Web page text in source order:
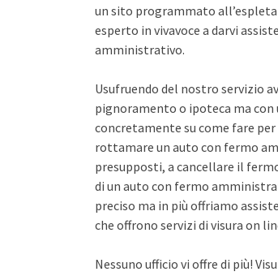
un sito programmato
esperto in vivavoce a darvi
amministrativo.
Usufruendo del nostro servizio
pignoramento o ipoteca ma
concretamente su come fare
rottamare un auto con fermo
presupposti, a cancellare il
di un auto con fermo
preciso ma in più offriamo
che offrono servizi di visura on
Nessuno ufficio vi offre di più!